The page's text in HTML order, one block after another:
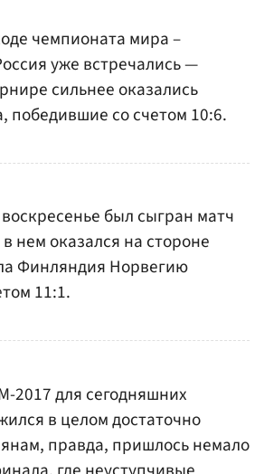
чемпионата мира –
уже встречались —
сильнее оказались
победившие со счетом 10:6.
был сыгран матч
нем оказался на стороне
Финляндия Норвегию
11:1.
2017 для сегодняшних
в целом достаточно
правда, пришлось немало